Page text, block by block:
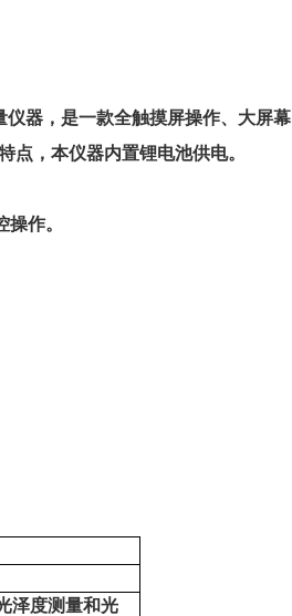
仪器 ， 是一款全触摸屏操作、大屏幕
点，本仪器内置锂电池供电。
操作。
泽度测量和光